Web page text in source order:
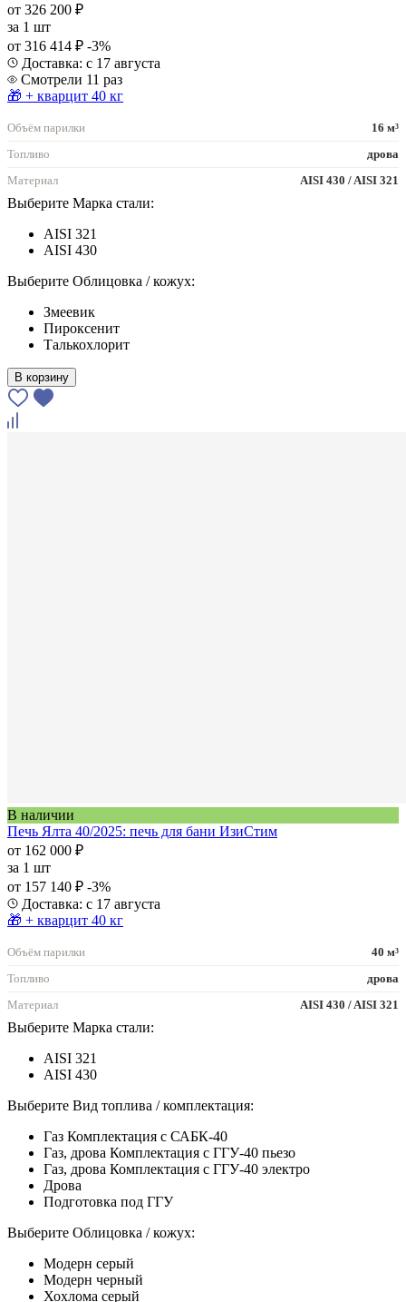
от 326 200 ₽
за 1 шт
от 316 414 ₽ -3%
Доставка: с 17 августа
Смотрели 11 раз
🎁 + кварцит 40 кг
Объём парилки
16 м³
Топливо
дрова
Материал
AISI 430 / AISI 321
Выберите Марка стали:
AISI 321
AISI 430
Выберите Облицовка / кожух:
Змеевик
Пироксенит
Талькохлорит
В корзину
В наличии
Печь Ялта 40/2025: печь для бани ИзиСтим
от 162 000 ₽
за 1 шт
от 157 140 ₽ -3%
Доставка: с 17 августа
🎁 + кварцит 40 кг
Объём парилки
40 м³
Топливо
дрова
Материал
AISI 430 / AISI 321
Выберите Марка стали:
AISI 321
AISI 430
Выберите Вид топлива / комплектация:
Газ Комплектация с САБК-40
Газ, дрова Комплектация с ГГУ-40 пьезо
Газ, дрова Комплектация с ГГУ-40 электро
Дрова
Подготовка под ГГУ
Выберите Облицовка / кожух:
Модерн серый
Модерн черный
Хохлома серый